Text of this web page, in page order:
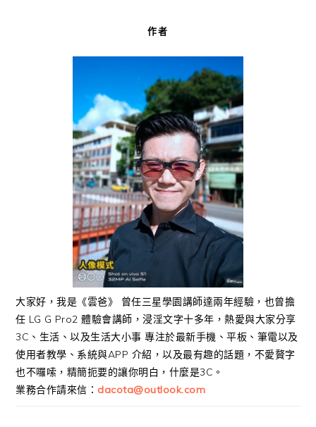
作者
大家好，我是《雲爸》 曾任三星學園講師達兩年經驗，也曾擔
任 LG G Pro2 體驗會講師，浸淫文字十多年，熱愛與大家分享
3C、生活、以及生活大小事 專注於最新手機、平板、筆電以及
使用者教學、系統與APP 介紹，以及最有趣的話題，不愛贅字
也不囉嗦，精簡扼要的讓你明白，什麼是3C。
業務合作請來信： dacota@outlook.com